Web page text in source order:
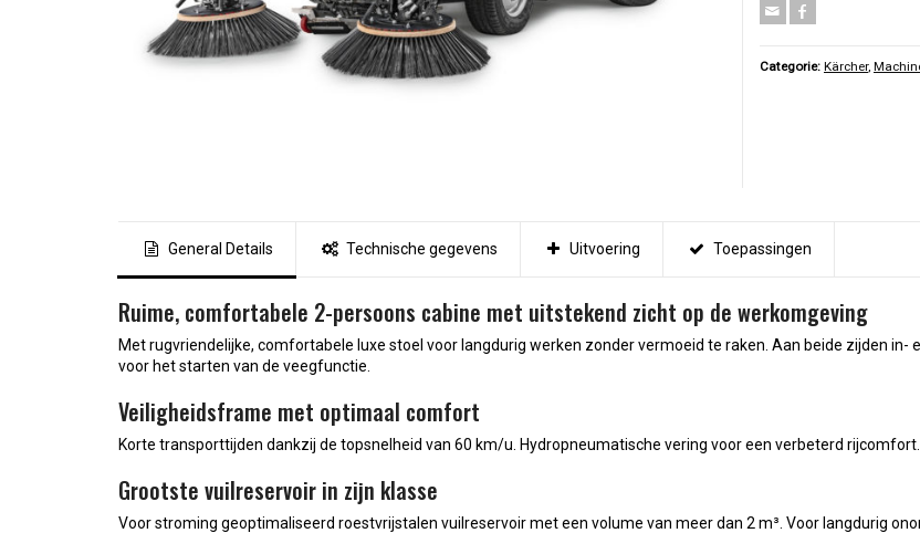
Categorie: Kärcher,
General Details Technische gegevens Uitvoering Toepassingen
Ruime, comfortabele 2-persoons cabine met uitstekend zicht op de werkomgeving
Met rugvriendelijke, comfortabele luxe stoel voor langdurig werken zonder vermoeid te raken. Aan beide zijden
voor het starten van de veegfunctie.
Veiligheidsframe met optimaal comfort
Korte transporttijden dankzij de topsnelheid van 60 km/u. Hydropneumatische vering voor een verbeterd
Grootste vuilreservoir in zijn klasse
Voor stroming geoptimaliseerd roestvrijstalen vuilreservoir met een volume van meer dan 2 m³. Voor langdurig